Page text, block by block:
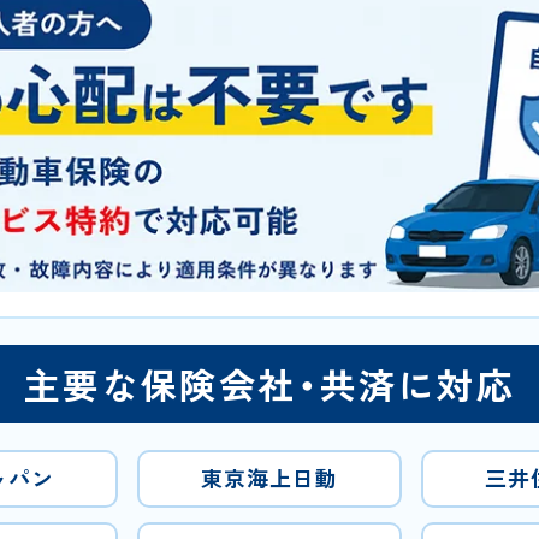
主要な保険会社・共済に対応
ン 東京海上日動 三井